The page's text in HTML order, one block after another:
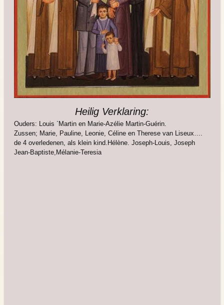
Heilig Verklaring:
Ouders: Louis `Martin en Marie-Azélie Martin-Guérin.
Zussen; Marie, Pauline, Leonie, Céline en Therese van Liseux….
de 4 overledenen, als klein kind.Hélène. Joseph-Louis, Joseph
Jean-Baptiste,Mélanie-Teresia